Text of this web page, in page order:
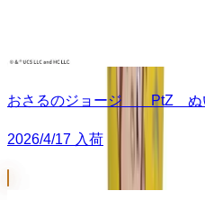
おさるのジョージ PtZ ぬ
2026/4/17 入荷